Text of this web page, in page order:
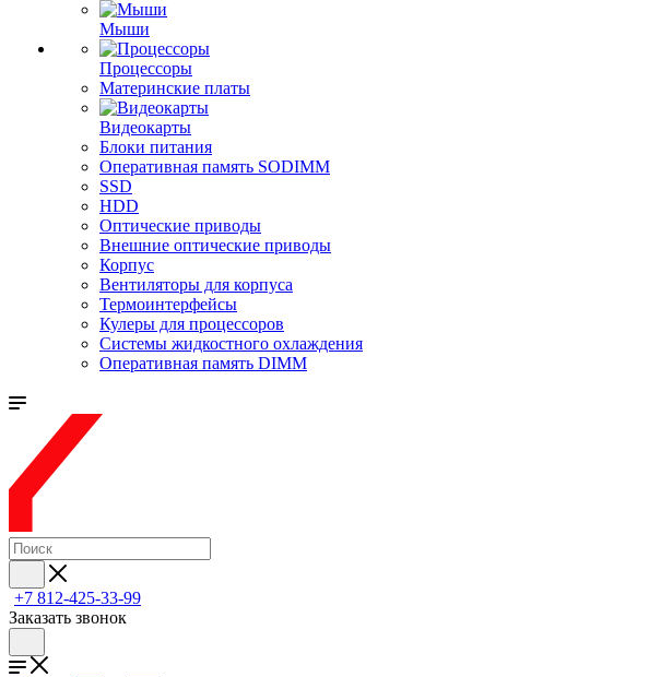
Мыши
Процессоры
Материнские платы
Видеокарты
Блоки питания
Оперативная память SODIMM
SSD
HDD
Оптические приводы
Внешние оптические приводы
Корпус
Вентиляторы для корпуса
Термоинтерфейсы
Кулеры для процессоров
Системы жидкостного охлаждения
Оперативная память DIMM
+7 812-425-33-99
Заказать звонок